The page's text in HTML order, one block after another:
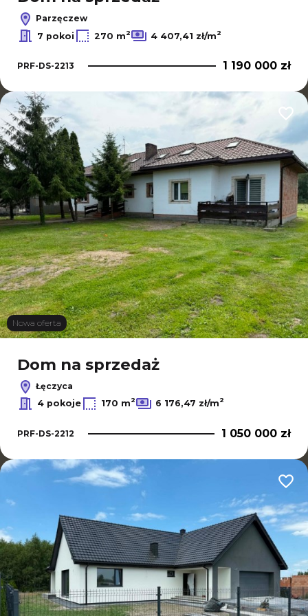
Parzęczew
7 pokoi
270 m2 4 407,41 zł/m2
PRF-DS-2213 1 190 000 zł
Nowa oferta
Dom na sprzedaż
Łęczyca
4 pokoje
170 m2 6 176,47 zł/m2
PRF-DS-2212 1 050 000 zł